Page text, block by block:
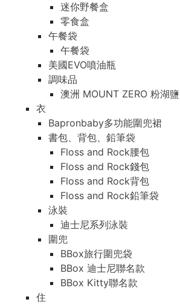
迷你野餐盒
零食盒
午餐袋
午餐袋
美國EVO噴油瓶
調味品
澳洲 MOUNT ZERO 粉湖鹽
衣
Bapronbaby多功能圍兜裙
書包、背包、鉛筆袋
Floss and Rock腰包
Floss and Rock錢包
Floss and Rock背包
Floss and Rock鉛筆袋
泳裝
迪士尼系列泳裝
圍兜
BBox旅行圍兜袋
BBox 迪士尼聯名款
BBox Kitty聯名款
住